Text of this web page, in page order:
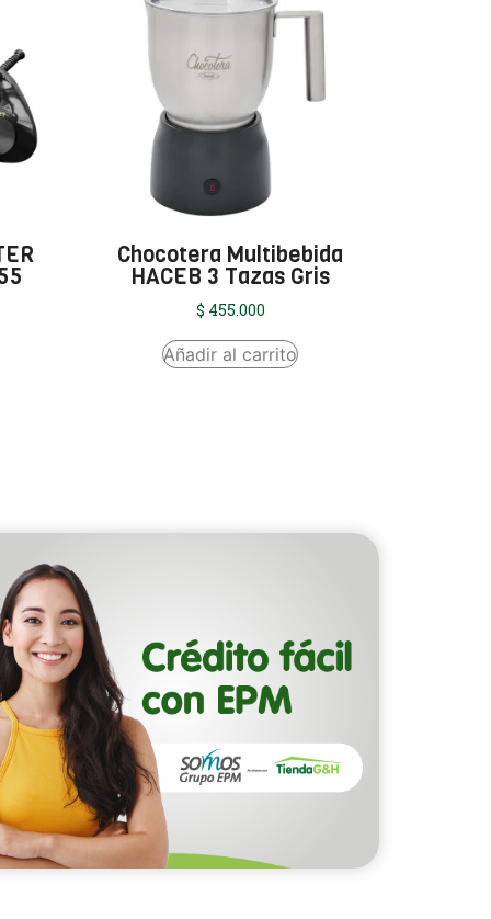
Chocotera Multibebida
HACEB 3 Tazas Gris
$ 455.000
Añadir al carrito